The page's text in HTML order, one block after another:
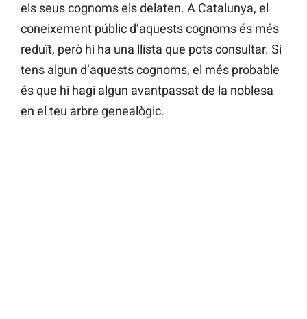
els seus cognoms els delaten. A Catalunya, el
coneixement públic d’aquests cognoms és més
reduït, però hi ha una llista que pots consultar. Si
tens algun d’aquests cognoms, el més probable
és que hi hagi algun avantpassat de la noblesa
en el teu arbre genealògic.